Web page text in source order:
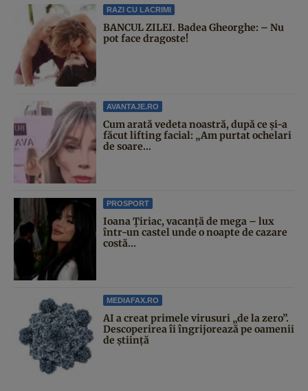
RAZI CU LACRIMI
BANCUL ZILEI. Badea Gheorghe: – Nu
pot face dragoste!
AVANTAJE.RO
Cum arată vedeta noastră, după ce și-a
făcut lifting facial: „Am purtat ochelari
de soare...
PROSPORT
Ioana Țiriac, vacanță de mega – lux
într-un castel unde o noapte de cazare
costă...
MEDIAFAX.RO
AI a creat primele virusuri „de la zero”.
Descoperirea îi îngrijorează pe oamenii
de știință